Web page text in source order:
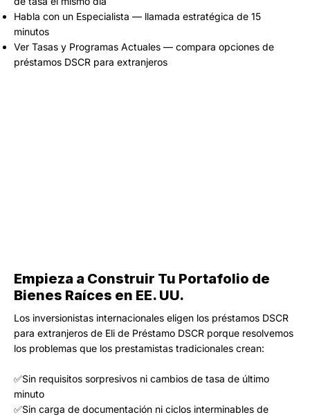
Habla con un Especialista — llamada estratégica de 15
minutos
Ver Tasas y Programas Actuales — compara opciones de
préstamos DSCR para extranjeros
Empieza a Construir Tu Portafolio de
Bienes Raíces en EE. UU.
Los inversionistas internacionales eligen los préstamos DSCR
para extranjeros de Eli de Préstamo DSCR porque resolvemos
los problemas que los prestamistas tradicionales crean:
✅Sin requisitos sorpresivos ni cambios de tasa de último
minuto
✅Sin carga de documentación ni ciclos interminables de